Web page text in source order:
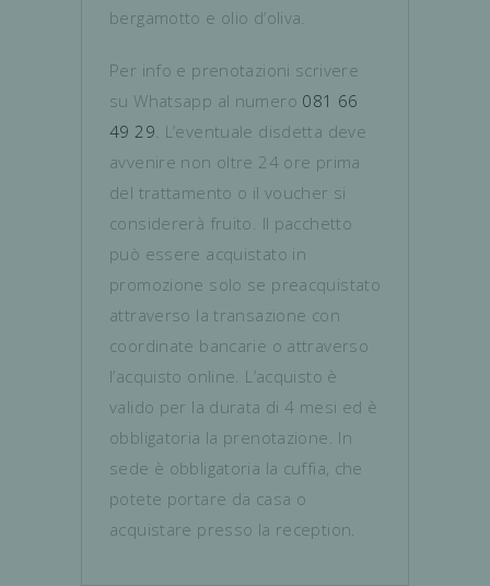
bergamotto e olio d’oliva.
Per info e prenotazioni scrivere
su Whatsapp al numero 081 66
49 29. L’eventuale disdetta deve
avvenire non oltre 24 ore prima
del trattamento o il voucher si
considererà fruito. Il pacchetto
può essere acquistato in
promozione solo se preacquistato
attraverso la transazione con
coordinate bancarie o attraverso
l’acquisto online. L’acquisto è
valido per la durata di 4 mesi ed è
obbligatoria la prenotazione. In
sede è obbligatoria la cuffia, che
potete portare da casa o
acquistare presso la reception.